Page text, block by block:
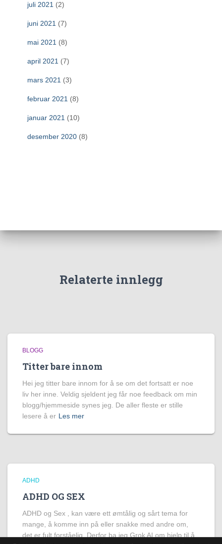
juli 2021 (2)
juni 2021 (7)
mai 2021 (8)
april 2021 (7)
mars 2021 (3)
februar 2021 (8)
januar 2021 (10)
desember 2020 (8)
Relaterte innlegg
BLOGG
Titter bare innom
Hei jeg titter bare innom for å se om det fortsatt er noe
liv her inne. Veldig sjeldent jeg får noe feedback om min
blogg/hjemmeside synes jeg. De aller fleste er stille
lesere å er Les mer
ADHD
ADHD OG SEX
ADHD og Sex , kan være ett ømtålig og sårt tema for
mange, å komme inn på eller snakke med andre om,
det er fult forståelig. Derfor ba jeg Grok AI om hjelp til å